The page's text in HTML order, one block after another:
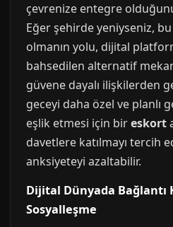
çevrenize entegre
Eğer şehirde yeniyseniz,
olmanın yolu, dijital
bahsedilen alternatif
güvene dayalı ilişkilerden
geceyi daha özel ve planlı
eşlik etmesi için bireskort
davetlere katılmayı tercih
anksiyeteyi azaltabilir.
Dijital Dünyada Bağlantı
Sosyalleşme